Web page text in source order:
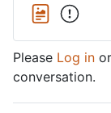
Please Log in or
conversation.